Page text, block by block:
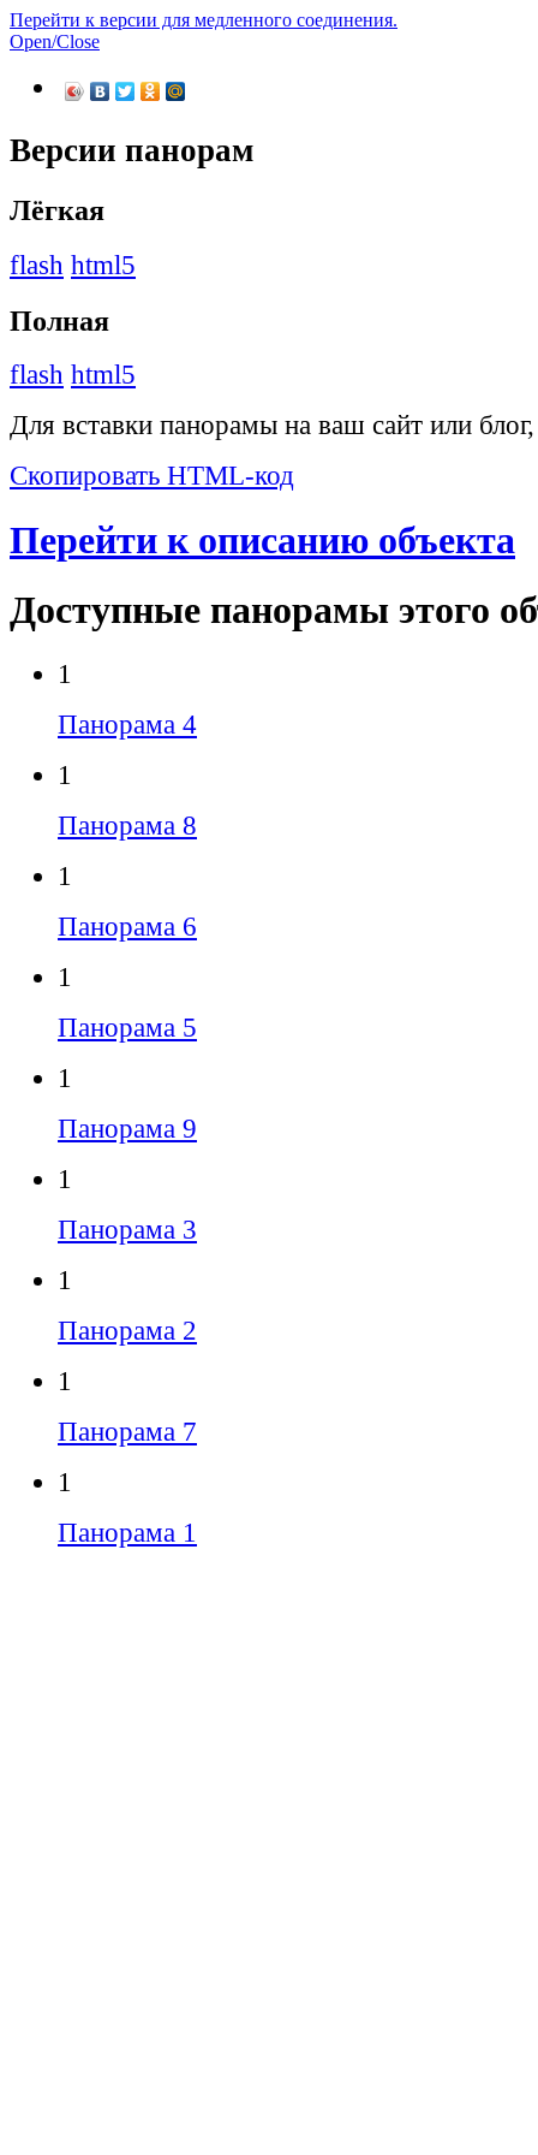
Перейти к версии для медленного соединения.
Open/Close
Версии панорам
Лёгкая
flash html5
Полная
flash html5
Для вставки панорамы на ваш сайт или
Скопировать HTML-код
Перейти к описанию объекта
Доступные панорамы этого
1
Панорама 4
1
Панорама 8
1
Панорама 6
1
Панорама 5
1
Панорама 9
1
Панорама 3
1
Панорама 2
1
Панорама 7
1
Панорама 1